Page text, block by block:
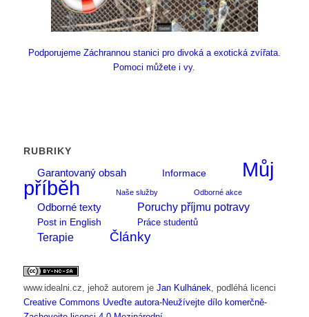
Podporujeme Záchrannou stanici pro divoká a exotická zvířata.
Pomoci můžete i vy.
RUBRIKY
Garantovaný obsah
Informace
Můj
příběh
Naše služby Odborné akce
Odborné texty Poruchy příjmu potravy
Post in English Práce studentů
Terapie Články
www.idealni.cz , jehož autorem je Jan Kulhánek , podléhá licenci
Creative Commons Uveďte autora-Neužívejte dílo komerčně-